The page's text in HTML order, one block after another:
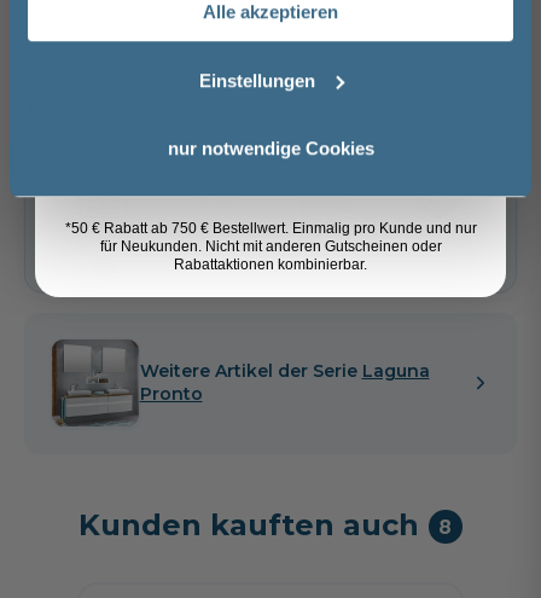
Alle akzeptieren
Einstellungen
nur notwendige Cookies
In den Warenkorb
Lieferzeit:
ca. 4 - 6 Wochen
Vormontierte
Möbel
Sicher einkaufen
Weitere Artikel der Serie Laguna
Pronto
Kunden kauften auch 8
Email
Anmelden
*50 € Rabatt ab 750 € Bestellwert. Einmalig pro Kunde und nur
für Neukunden. Nicht mit anderen Gutscheinen oder
Rabattaktionen kombinierbar.